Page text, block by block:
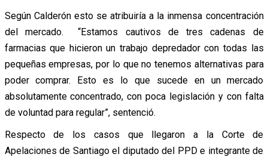
Según Calderón esto se atribuiría a la inmensa concentración
del mercado. “Estamos cautivos de tres cadenas de
farmacias que hicieron un trabajo depredador con todas las
pequeñas empresas, por lo que no tenemos alternativas para
poder comprar. Esto es lo que sucede en un mercado
absolutamente concentrado, con poca legislación y con falta
de voluntad para regular”, sentenció.
Respecto de los casos que llegaron a la Corte de
Apelaciones de Santiago el diputado del PPD e integrante de